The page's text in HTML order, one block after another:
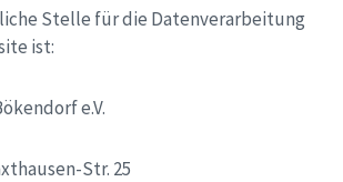
Stelle für die Datenverarbeitung
ist:
e.V.
Str. 25